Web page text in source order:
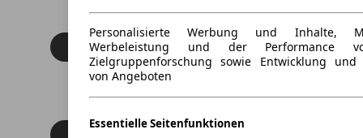
Personalisierte Werbung und Inhalte,
Werbeleistung und der Performance
Zielgruppenforschung sowie Entwicklung und
von Angeboten
Essentielle Seitenfunktionen